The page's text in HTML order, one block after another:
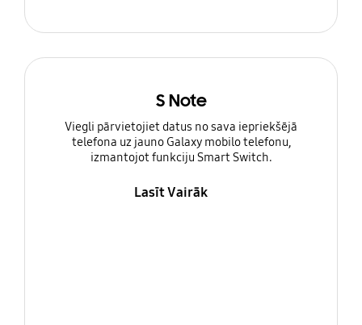
S Note
Viegli pārvietojiet datus no sava iepriekšējā
telefona uz jauno Galaxy mobilo telefonu,
izmantojot funkciju Smart Switch.
Lasīt Vairāk